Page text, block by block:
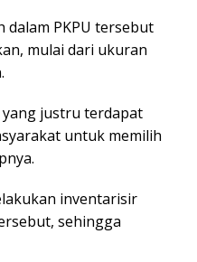
PKPU tersebut
mulai dari ukuran
justru terdapat
untuk memilih
inventarisir
sehingga